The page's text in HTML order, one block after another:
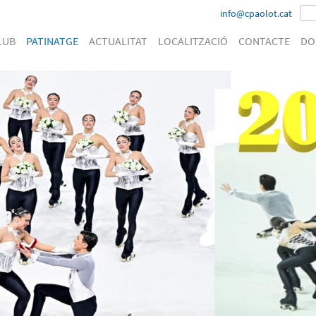
info@cpaolot.cat
PATINATGE ACTUALITAT LOCALITZACIÓ CONTACTE